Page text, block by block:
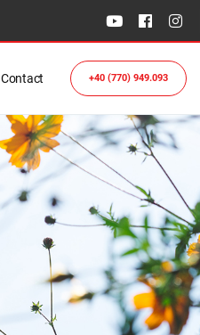
Contact +40 (770) 949.093